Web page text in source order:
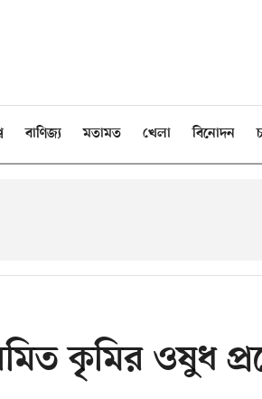
বাণিজ্য মতামত খেলা বিনোদন
কৃমির ওষুধ